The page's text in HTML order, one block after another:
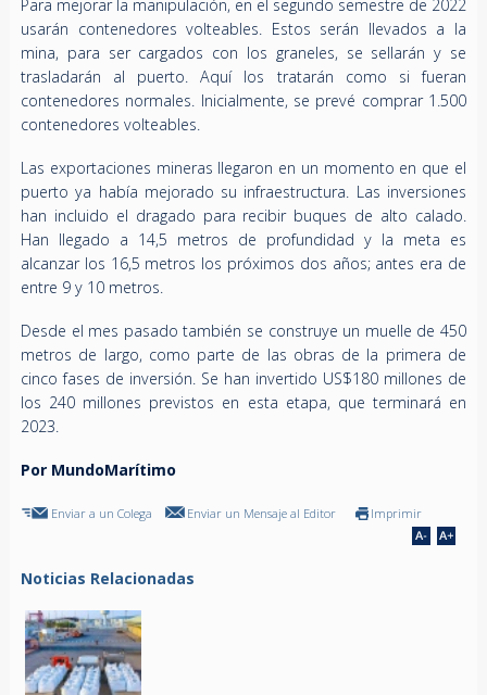
Para mejorar la manipulación, en el segundo semestre de 2022
usarán contenedores volteables. Estos serán llevados a la
mina, para ser cargados con los graneles, se sellarán y se
trasladarán al puerto. Aquí los tratarán como si fueran
contenedores normales. Inicialmente, se prevé comprar 1.500
contenedores volteables.
Las exportaciones mineras llegaron en un momento en que el
puerto ya había mejorado su infraestructura. Las inversiones
han incluido el dragado para recibir buques de alto calado.
Han llegado a 14,5 metros de profundidad y la meta es
alcanzar los 16,5 metros los próximos dos años; antes era de
entre 9 y 10 metros.
Desde el mes pasado también se construye un muelle de 450
metros de largo, como parte de las obras de la primera de
cinco fases de inversión. Se han invertido US$180 millones de
los 240 millones previstos en esta etapa, que terminará en
2023.
Por MundoMarítimo
Enviar a un Colega Enviar un Mensaje al Editor Imprimir
Noticias Relacionadas